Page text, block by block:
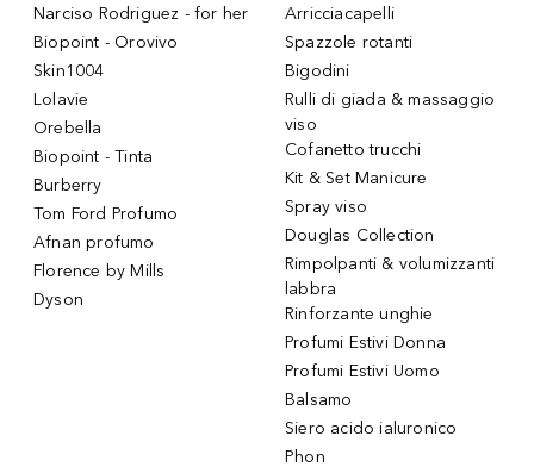
Narciso Rodriguez - for her
Biopoint - Orovivo
Skin1004
Lolavie
Orebella
Biopoint - Tinta
Burberry
Tom Ford Profumo
Afnan profumo
Florence by Mills
Dyson
Arricciacapelli
Spazzole rotanti
Bigodini
Rulli di giada & massaggio
viso
Cofanetto trucchi
Kit & Set Manicure
Spray viso
Douglas Collection
Rimpolpanti & volumizzanti
labbra
Rinforzante unghie
Profumi Estivi Donna
Profumi Estivi Uomo
Balsamo
Siero acido ialuronico
Phon